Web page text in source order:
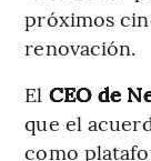
próximos
renovación.
El CEO de
que el
como